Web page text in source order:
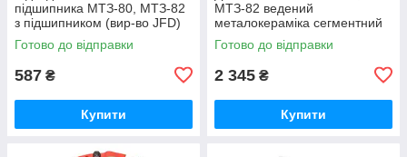
підшипника МТЗ-80, МТЗ-82
з підшипником (вир-во JFD)
підшипник вижимний МТЗ 50-
1601180 / 986714КС17
Готово до відправки
587 ₴
Купити
МТЗ-82 ведений
металокераміка сегментний
гумовий демпфер (ТМ JFD)
85-1601130-А / 85-1601130
Готово до відправки
2 345 ₴
Купити